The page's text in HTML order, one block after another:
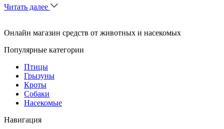
Читать далее
Онлайн магазин средств от животных и насекомых
Популярные категории
Птицы
Грызуны
Кроты
Собаки
Насекомые
Навигация